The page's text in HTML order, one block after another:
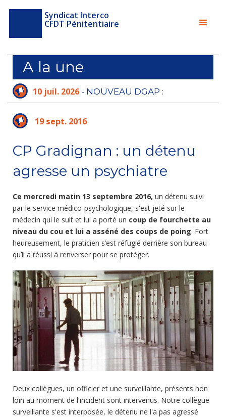
Syndicat Interco
CFDT Pénitentiaire
A la une
10 juil. 2026 - NOUVEAU DGAP :
L'ADMINISTRATION PÉNITENTIAIRE N'A PLUS
LE TEMPS D'ATTENDRE
19 sept. 2016
CP Gradignan : un détenu
agresse un psychiatre
Ce mercredi matin 13 septembre 2016, un détenu suivi
par le service médico-psychologique, s'est jeté sur le
médecin qui le suit et lui a porté un coup de fourchette au
niveau du cou et lui a asséné des coups de poing. Fort
heureusement, le praticien s’est réfugié derrière son bureau
qu’il a réussi à renverser pour se protéger.
Deux collègues, un officier et une surveillante, présents non
loin au moment de l'incident sont intervenus. Notre collègue
surveillante s'est interposée, le détenu ne l'a pas agressé